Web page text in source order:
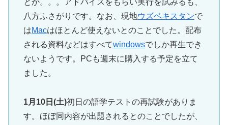
とか。。。アドバイスをもらい実行を試みるも、
八方ふさがりです。なお、現地ウズベキスタンで
はMacはほとんど使えないとのことでした。配布
される資料などはすべてwindowsでしか再生でき
ないようです。PCも週末に購入する予定を立て
ました。
1月10日(土)初日の語学テストの再試験がありま
す。ほぼ同内容が出題されるとのことでしたが、